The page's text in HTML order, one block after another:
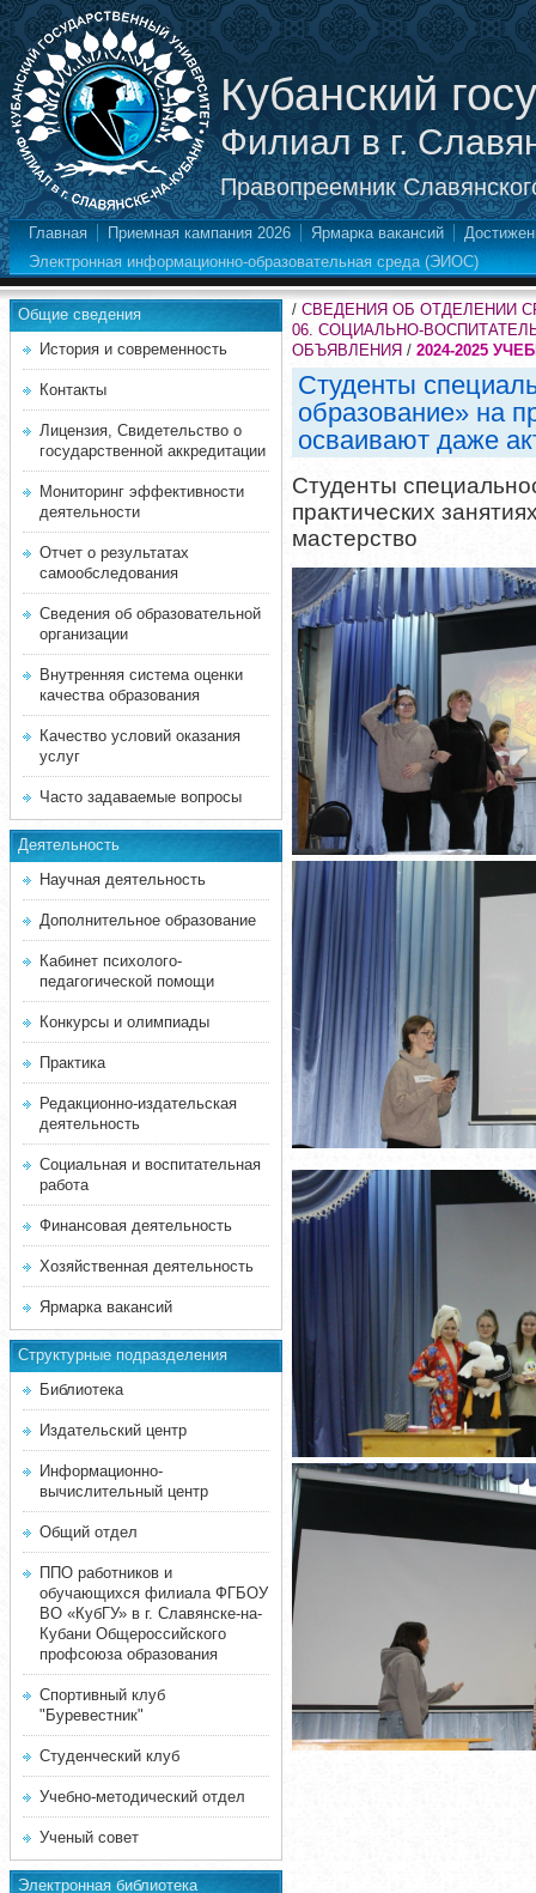
Кубанский
Филиал в г.
Правопреемник
Главная Приемная кампания 2026 Ярмарка вакансий
Электронная информационно-образовательная среда (ЭИОС)
Общие сведения
История и современность
Контакты
Лицензия, Свидетельство о
государственной аккредитации
Мониторинг эффективности
деятельности
Отчет о результатах
самообследования
Сведения об образовательной
организации
Внутренняя система оценки
качества образования
Качество условий оказания
услуг
Часто задаваемые вопросы
Деятельность
Научная деятельность
Дополнительное образование
Кабинет психолого-
педагогической помощи
Конкурсы и олимпиады
Практика
Редакционно-издательская
деятельность
Социальная и воспитательная
работа
Финансовая деятельность
Хозяйственная деятельность
Ярмарка вакансий
Структурные подразделения
Библиотека
Издательский центр
Информационно-
вычислительный центр
Общий отдел
ППО работников и
обучающихся филиала ФГБОУ
ВО «КубГУ» в г. Славянске-на-
Кубани Общероссийского
профсоюза образования
Спортивный клуб
"Буревестник"
Студенческий клуб
Учебно-методический отдел
Ученый совет
Электронная библиотека
/ СВЕДЕНИЯ ОБ ОТДЕЛЕНИИ
06. СОЦИАЛЬНО-
ОБЪЯВЛЕНИЯ / 2024-2025
Студенты
образование» на
осваивают даже
Студенты
практических
мастерство